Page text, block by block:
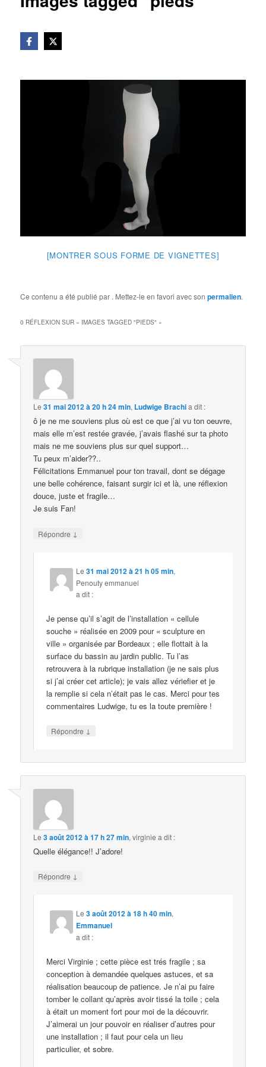
[MONTRER SOUS FORME DE VIGNETTES]
Ce contenu a été publié par . Mettez-le en favori avec sonpermalien.
0 RÉFLEXION SUR « IMAGES TAGGED "PIEDS" »
Le31 mai 2012 à 20 h 24 min, Ludwige Brachia dit :
ô je ne me souviens plus où est ce que j’ai vu ton oeuvre,
mais elle m’est restée gravée, j’avais flashé sur ta photo
mais ne me souviens plus sur quel support…
Tu peux m’aider??..
Félicitations Emmanuel pour ton travail, dont se dégage
une belle cohérence, faisant surgir ici et là, une réflexion
douce, juste et fragile…
Je suis Fan!
Répondre ↓
Le31 mai 2012 à 21 h 05 min,
Penouty emmanuel
a dit :
Je pense qu’il s’agit de l’installation « cellule
souche » réalisée en 2009 pour « sculpture en
ville » organisée par Bordeaux ; elle flottait à la
surface du bassin au jardin public. Tu l’as
retrouvera à la rubrique installation (je ne sais plus
si j’ai créer cet article); je vais allez vériefier et je
la remplie si cela n’était pas le cas. Merci pour tes
commentaires Ludwige, tu es la toute première !
Répondre ↓
Le3 août 2012 à 17 h 27 min,virginie a dit :
Quelle élégance!! J’adore!
Répondre ↓
Le3 août 2012 à 18 h 40 min,
Emmanuel
a dit :
Merci Virginie ; cette pièce est trés fragile ; sa
conception à demandée quelques astuces, et sa
réalisation beaucoup de patience. Je n’ai pu faire
tomber le collant qu’après avoir tissé la toile ; cela
à était un moment fort pour moi de la découvrir.
J’aimerai un jour pouvoir en réaliser d’autres pour
une installation ; il faut pour cela un lieu
particulier, et sobre.